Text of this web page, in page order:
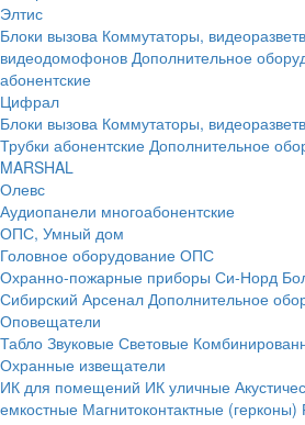
Элтис
Блоки вызова Коммутаторы,
видеодомофонов Дополнительное
абонентские
Цифрал
Блоки вызова Коммутаторы,
Трубки абонентские Дополнительное
MARSHAL
Олевс
Аудиопанели многоабонентские
ОПС, Умный дом
Головное оборудование ОПС
Охранно-пожарные приборы Си-Норд
Сибирский Арсенал Дополнительное
Оповещатели
Табло Звуковые Световые
Охранные извещатели
ИК для помещений ИК уличные
емкостные Магнитоконтактные (герконы)